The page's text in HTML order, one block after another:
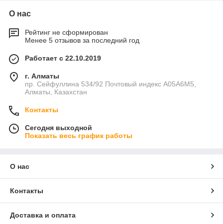
О нас
Рейтинг не сформирован
Менее 5 отзывов за последний год
Работает с 22.10.2019
г. Алматы
пр. Сейфуллина 534/92 Почтовый индекс A05A6M5,
Алматы, Казахстан
Контакты
Сегодня выходной
Показать весь график работы
О нас
Контакты
Доставка и оплата